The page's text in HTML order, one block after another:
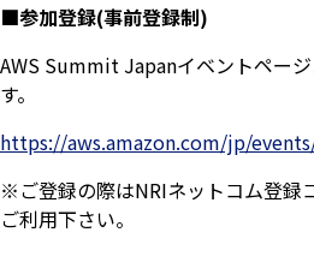
■参加登録(事前登録制)
AWS Summit Japanイベントペー
す。
https://aws.amazon.com/jp/
※ご登録の際はNRIネットコム登録
ご利用下さい。